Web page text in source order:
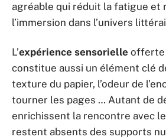
agréable qui réduit la fatigue et
l’immersion dans l’univers
L’expérience sensorielle offerte
constitue aussi un élément clé
texture du papier, l’odeur de
tourner les pages … Autant de
enrichissent la rencontre avec
restent absents des supports